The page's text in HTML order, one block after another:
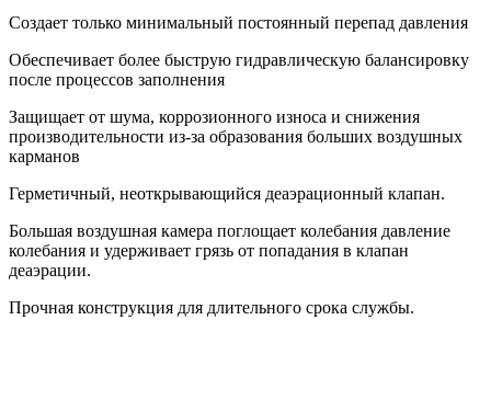
Создает только минимальный постоянный перепад давления
Обеспечивает более быструю гидравлическую балансировку
после процессов заполнения
Защищает от шума, коррозионного износа и снижения
производительности из-за образования больших воздушных
карманов
Герметичный, неоткрывающийся деаэрационный клапан.
Большая воздушная камера поглощает колебания давление
колебания и удерживает грязь от попадания в клапан
деаэрации.
Прочная конструкция для длительного срока службы.